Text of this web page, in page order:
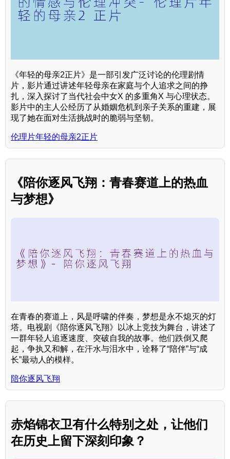
《年轻的母亲2正片》是一部引发广泛讨论的伦理剧情
片，影片通过讲述年轻母亲在家庭与个人追求之间的挣
扎，深入探讨了当代社会中女X 的多重角X 与心理状态。
影片中的主人公经历了从婚姻危机到亲子关系的重建，展
现了她在面对生活挑战时的脆弱与坚韧。
伦理片年轻的母亲2正片
《陪你逐风飞翔：青春赛道上的热血
与梦想》
在青春的赛道上，风是呼啸的伴奏，梦想是永不熄灭的灯
塔。电视剧《陪你逐风飞翔》以冰上竞技为舞台，讲述了
一群年轻人追逐速度、突破自我的故事。他们跌倒又爬
起，争执又和解，在汗水与泪水中，诠释了“陪伴”与“成
长”最动人的模样。
陪你逐风飞翔
赤焰锦衣卫有什么特别之处，让他们
在历史上留下深刻印象？